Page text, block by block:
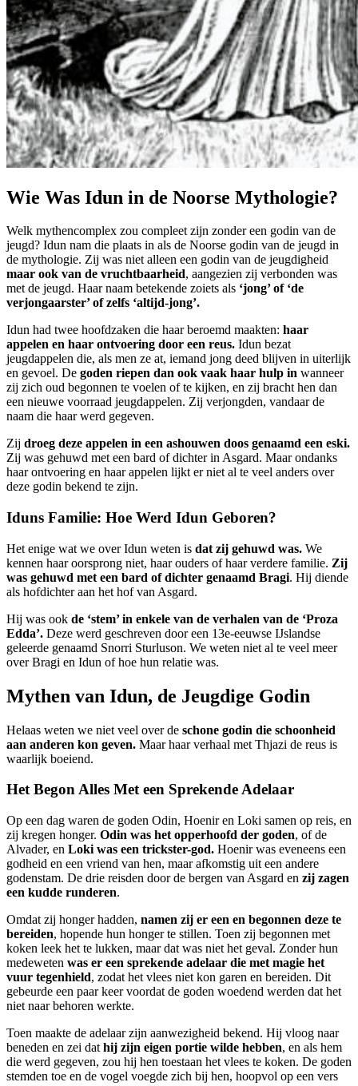
Wie Was Idun in de Noorse Mythologie?
Welk mythencomplex zou compleet zijn zonder een godin van de
jeugd? Idun nam die plaats in als de Noorse godin van de jeugd in
de mythologie. Zij was niet alleen een godin van de jeugdigheid
maar ook van de vruchtbaarheid, aangezien zij verbonden was
met de jeugd. Haar naam betekende zoiets als ‘jong’ of ‘de
verjongaarster’ of zelfs ‘altijd-jong’.
Idun had twee hoofdzaken die haar beroemd maakten: haar
appelen en haar ontvoering door een reus. Idun bezat
jeugdappelen die, als men ze at, iemand jong deed blijven in uiterlijk
en gevoel. De goden riepen dan ook vaak haar hulp in wanneer
zij zich oud begonnen te voelen of te kijken, en zij bracht hen dan
een nieuwe voorraad jeugdappelen. Zij verjongden, vandaar de
naam die haar werd gegeven.
Zij droeg deze appelen in een ashouwen doos genaamd een eski.
Zij was gehuwd met een bard of dichter in Asgard. Maar ondanks
haar ontvoering en haar appelen lijkt er niet al te veel anders over
deze godin bekend te zijn.
Iduns Familie: Hoe Werd Idun Geboren?
Het enige wat we over Idun weten is dat zij gehuwd was. We
kennen haar oorsprong niet, haar ouders of haar verdere familie. Zij
was gehuwd met een bard of dichter genaamd Bragi. Hij diende
als hofdichter aan het hof van Asgard.
Hij was ook de ‘stem’ in enkele van de verhalen van de ‘Proza
Edda’. Deze werd geschreven door een 13e-eeuwse IJslandse
geleerde genaamd Snorri Sturluson. We weten niet al te veel meer
over Bragi en Idun of hoe hun relatie was.
Mythen van Idun, de Jeugdige Godin
Helaas weten we niet veel over de schone godin die schoonheid
aan anderen kon geven. Maar haar verhaal met Thjazi de reus is
waarlijk boeiend.
Het Begon Alles Met een Sprekende Adelaar
Op een dag waren de goden Odin, Hoenir en Loki samen op reis, en
zij kregen honger. Odin was het opperhoofd der goden, of de
Alvader, en Loki was een trickster-god. Hoenir was eveneens een
godheid en een vriend van hen, maar afkomstig uit een andere
godenstam. De drie reisden door de bergen van Asgard en zij zagen
een kudde runderen.
Omdat zij honger hadden, namen zij er een en begonnen deze te
bereiden, hopende hun honger te stillen. Toen zij begonnen met
koken leek het te lukken, maar dat was niet het geval. Zonder hun
medeweten was er een sprekende adelaar die met magie het
vuur tegenhield, zodat het vlees niet kon garen en bereiden. Dit
gebeurde een paar keer voordat de goden woedend werden dat het
niet naar behoren werkte.
Toen maakte de adelaar zijn aanwezigheid bekend. Hij vloog naar
beneden en zei dat hij zijn eigen portie wilde hebben, en als hem
die werd gegeven, zou hij hen toestaan het vlees te koken. De goden
stemden toe en de vogel voegde zich bij hen, hoopvol op een vers